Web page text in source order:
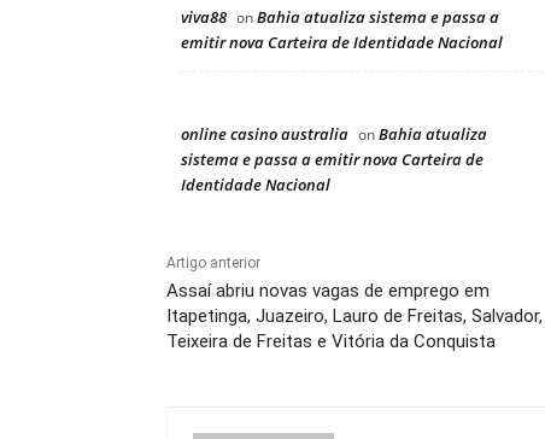
viva88 onBahia atualiza sistema e passa a
emitir nova Carteira de Identidade Nacional
online casino australia onBahia atualiza
sistema e passa a emitir nova Carteira de
Identidade Nacional
Artigo anterior
Assaí abriu novas vagas de emprego em
Itapetinga, Juazeiro, Lauro de Freitas, Salvador,
Teixeira de Freitas e Vitória da Conquista